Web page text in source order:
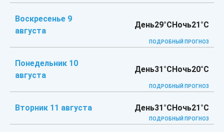
Воскресенье 9
августа
День29°C Ночь21°C
ПОДРОБНЫЙ ПРОГНОЗ
Понедельник 10
августа
День31°C Ночь20°C
ПОДРОБНЫЙ ПРОГНОЗ
Вторник 11 августа День31°C Ночь21°C
ПОДРОБНЫЙ ПРОГНОЗ